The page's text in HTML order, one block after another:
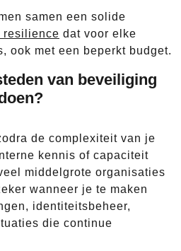
samen een solide
resilience dat voor elke
ook met een beperkt budget.
van beveiliging
de complexiteit van je
kennis of capaciteit
middelgrote organisaties
wanneer je te maken
identiteitsbeheer,
die continue